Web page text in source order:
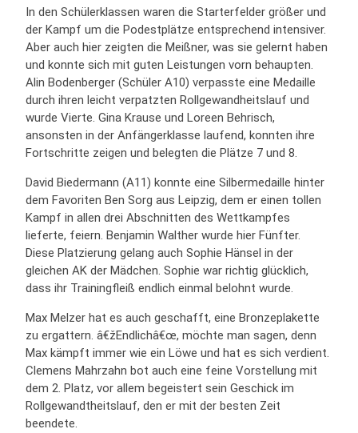
In den Schülerklassen waren die Starterfelder größer und
der Kampf um die Podestplätze entsprechend intensiver.
Aber auch hier zeigten die Meißner, was sie gelernt haben
und konnte sich mit guten Leistungen vorn behaupten.
Alin Bodenberger (Schüler A10) verpasste eine Medaille
durch ihren leicht verpatzten Rollgewandheitslauf und
wurde Vierte. Gina Krause und Loreen Behrisch,
ansonsten in der Anfängerklasse laufend, konnten ihre
Fortschritte zeigen und belegten die Plätze 7 und 8.
David Biedermann (A11) konnte eine Silbermedaille hinter
dem Favoriten Ben Sorg aus Leipzig, dem er einen tollen
Kampf in allen drei Abschnitten des Wettkampfes
lieferte, feiern. Benjamin Walther wurde hier Fünfter.
Diese Platzierung gelang auch Sophie Hänsel in der
gleichen AK der Mädchen. Sophie war richtig glücklich,
dass ihr Trainingfleiß endlich einmal belohnt wurde.
Max Melzer hat es auch geschafft, eine Bronzeplakette
zu ergattern. â€žEndlichâ€œ, möchte man sagen, denn
Max kämpft immer wie ein Löwe und hat es sich verdient.
Clemens Mahrzahn bot auch eine feine Vorstellung mit
dem 2. Platz, vor allem begeistert sein Geschick im
Rollgewandtheitslauf, den er mit der besten Zeit
beendete.